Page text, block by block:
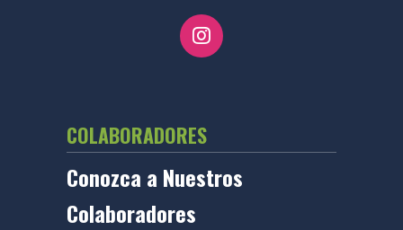
COLABORADORES
Conozca a Nuestros
Colaboradores